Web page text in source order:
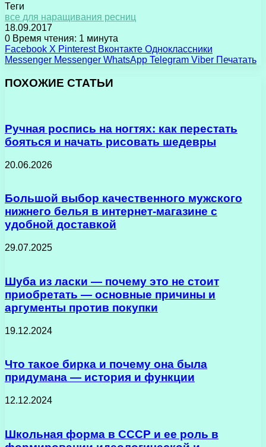
Теги
все для наращивания ресниц
18.09.2017
0 Время чтения: 1 минута
Facebook X Pinterest Вконтакте Одноклассники
Messenger Messenger WhatsApp Telegram Viber Печатать
ПОХОЖИЕ СТАТЬИ
Ручная роспись на ногтях: как перестать
бояться и начать рисовать шедевры
20.06.2026
Большой выбор качественного мужского
нижнего белья в интернет-магазине с
удобной доставкой
29.07.2025
Шуба из ласки — почему это не стоит
приобретать — основные причины и
аргументы против покупки
19.12.2024
Что такое бирка и почему она была
придумана — история и функции
12.12.2024
Школьная форма в СССР и ее роль в